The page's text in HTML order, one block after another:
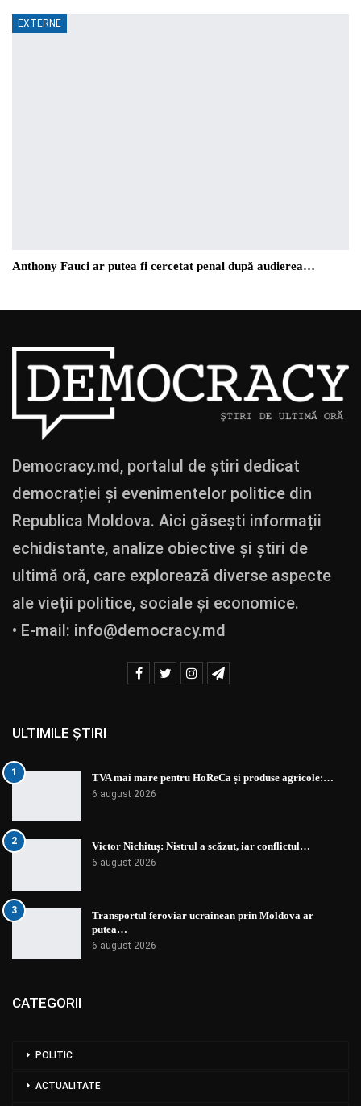
EXTERNE
Anthony Fauci ar putea fi cercetat penal după audierea…
Democracy.md, portalul de știri dedicat
democrației și evenimentelor politice din
Republica Moldova. Aici găsești informații
echidistante, analize obiective și știri de
ultimă oră, care explorează diverse aspecte
ale vieții politice, sociale și economice.
• E-mail: info@democracy.md
ULTIMILE ȘTIRI
1 TVA mai mare pentru HoReCa și produse agricole:…
6 august 2026
2 Victor Nichituș: Nistrul a scăzut, iar conflictul…
6 august 2026
3
Transportul feroviar ucrainean prin Moldova ar
putea…
6 august 2026
CATEGORII
POLITIC
ACTUALITATE